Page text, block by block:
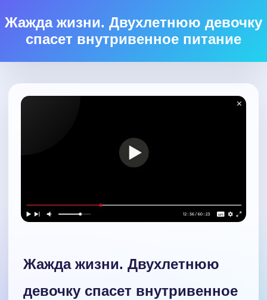
Жажда жизни. Двухлетнюю девочку
спасет внутривенное питание
Жажда жизни. Двухлетнюю
девочку спасет внутривенное